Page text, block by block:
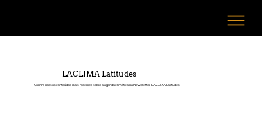
LACLIMA Latitudes
Conﬁra nossos conteúdos mais recentes sobre a agenda climática na Newsletter LACLIMA Latitudes!